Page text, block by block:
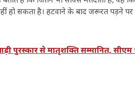
हो सकता है। हटवाने के बाद जरूरत पड़ने
पुरस्कार से मातृशक्ति सम्मानित, सीएम